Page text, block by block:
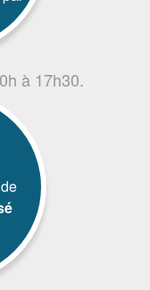
à 17h30.